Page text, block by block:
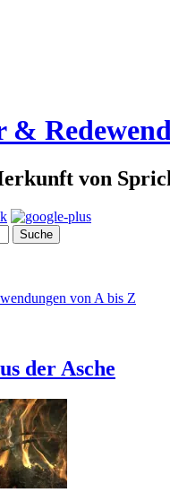
von
von A bis Z
der Asche